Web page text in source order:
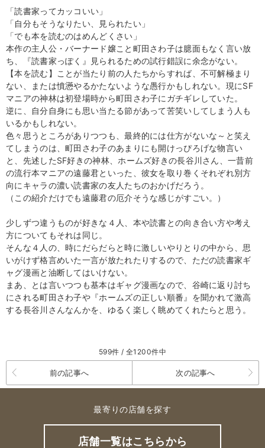
「読書家ってカッコいい」
「自分もそうなりたい、見られたい」
「でも本を読むのはめんどくさい」
本作の主人公・バーナード嬢こと町田さわ子は臆面もなく言い放
ち、『読書家っぽく』見られるための試行錯誤に余念がない。
【本を読む】ことが当たり前の人たちからすれば、不可解極まり
ない、または憤懣やるかたないような愚行かもしれない。現にSF
マニアの神林は初登場時から町田さわ子にガチギレしていた。
逆に、自分自身にも思い当たる節があって苦笑いしてしまう人も
いるかもしれない。
色々思うところがありつつも、最終的には仕方がないな～と笑え
てしまうのは、町田さわ子のあまりにも開けっぴろげな物言い
と、先述したSF好きの神林、ホームズ好きの長谷川さん、一昔前
の流行本マニアの遠藤君といった、彼女を取り巻くそれぞれ別方
向にキャラの濃い読書家の友人たちのおかげだろう。
（この紹介だけでも遠藤君の厄介そうな感じがすごい。）
少しずつ違うものが好きな４人、本や読書との向き合い方や考え
方についてもそれは同じ。
そんな４人の、時にだらだらと時に激しいやりとりの中から、思
いがけず格言めいた一言が放たれたりするので、ただの読書家ギ
ャグ漫画と油断してはいけない。
まあ、とは言いつつも基本はギャグ漫画なので、谷崎に返り討ち
にされる町田さわ子や『ホームズの正しい順番』を聞かれて激高
する長谷川さんなんかを、ゆるく楽しく眺めてくれたらと思う。
599件 / 全1200件中
前の記事へ 次の記事へ
最寄りの店舗を探す
店舗一覧はこちらから